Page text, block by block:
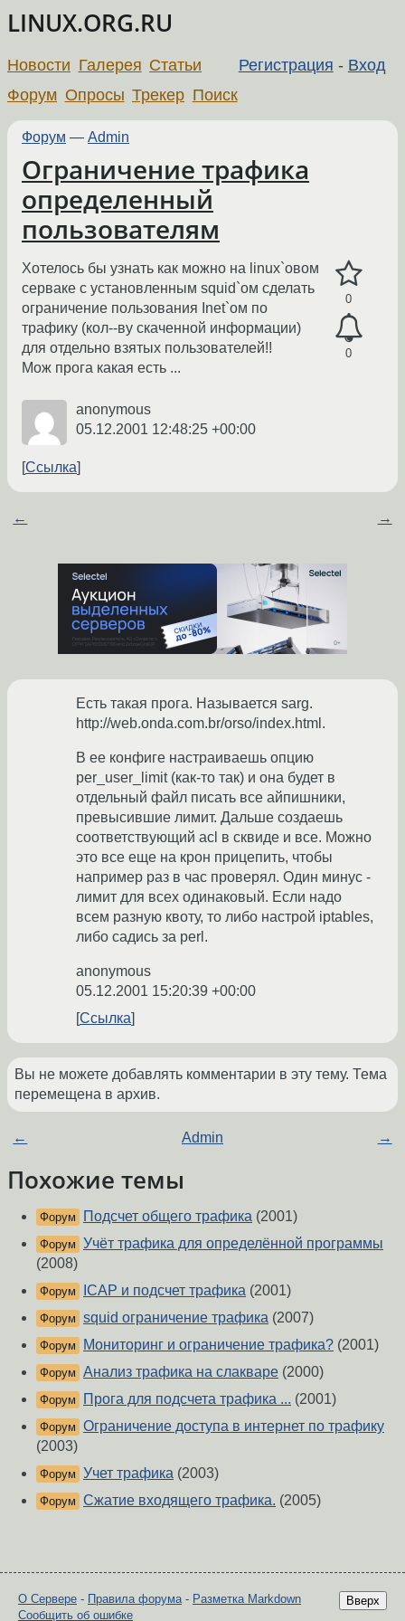
LINUX.ORG.RU
Регистрация - Вход
Новости Галерея Статьи
Форум Опросы Трекер Поиск
Форум — Admin
Ограничение трафика
определенный
пользователям
0
0
Хотелось бы узнать как можно на linux`овом
серваке с установленным squid`ом сделать
ограничение пользования Inet`ом по
трафику (кол--ву скаченной информации)
для отдельно взятых пользователей!!
Мож прога какая есть ...
anonymous
05.12.2001 12:48:25 +00:00
Ссылка
← →
Есть такая прога. Называется sarg.
http://web.onda.com.br/orso/index.html.
В ее конфиге настраиваешь опцию
per_user_limit (как-то так) и она будет в
отдельный файл писать все айпишники,
превысившие лимит. Дальше создаешь
соответствующий acl в сквиде и все. Можно
это все еще на крон прицепить, чтобы
например раз в час проверял. Один минус -
лимит для всех одинаковый. Если надо
всем разную квоту, то либо настрой iptables,
либо садись за perl.
anonymous
05.12.2001 15:20:39 +00:00
Ссылка
Вы не можете добавлять комментарии в эту тему. Тема
перемещена в архив.
← Admin →
Похожие темы
Форум Подсчет общего трафика (2001)
Форум Учёт трафика для определённой программы
(2008)
Форум ICAP и подсчет трафика (2001)
Форум squid ограничение трафика (2007)
Форум Мониторинг и ограничение трафика? (2001)
Форум Анализ трафика на слакваре (2000)
Форум Прога для подсчета трафика ... (2001)
Форум Ограничение доступа в интернет по трафику
(2003)
Форум Учет трафика (2003)
Форум Сжатие входящего трафика. (2005)
Вверх
О Сервере - Правила форума- Разметка Markdown
Сообщить об ошибке